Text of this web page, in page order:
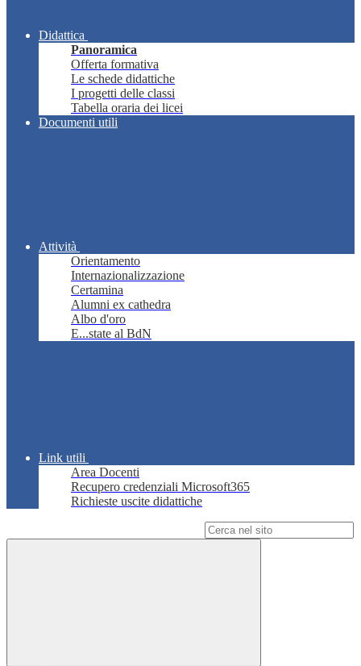
Didattica
Panoramica
Offerta formativa
Le schede didattiche
I progetti delle classi
Tabella oraria dei licei
Documenti utili
Attività
Orientamento
Internazionalizzazione
Certamina
Alumni ex cathedra
Albo d'oro
E...state al BdN
Link utili
Area Docenti
Recupero credenziali Microsoft365
Richieste uscite didattiche